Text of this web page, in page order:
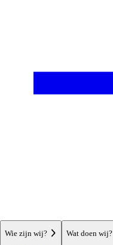
Wie zijn wij? Wat doen wij?